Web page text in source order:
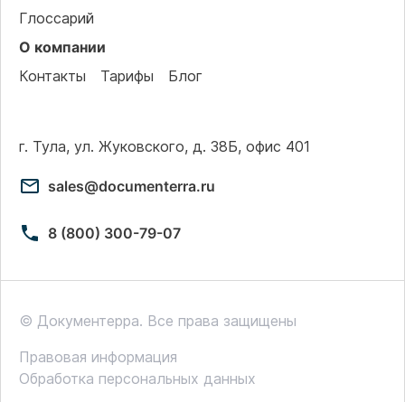
Глоссарий
О компании
Контакты
Тарифы Блог
г. Тула, ул. Жуковского, д. 38Б, офис 401
sales@documenterra.ru
8 (800) 300-79-07
© Документерра. Все права защищены
Правовая информация
Обработка персональных данных